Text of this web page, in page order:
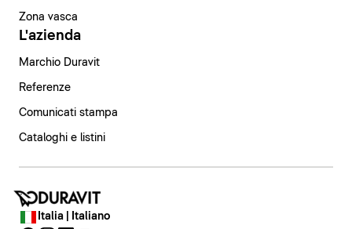
Zona vasca
L'azienda
Marchio Duravit
Referenze
Comunicati stampa
Cataloghi e listini
Italia | Italiano